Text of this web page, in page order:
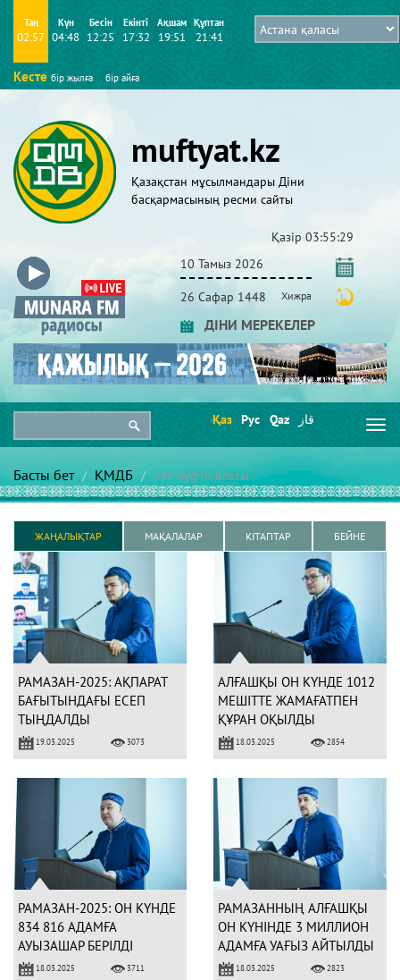
Таң
02:57
Күн
04:48
Бесін
12:25
Екінті
17:32
Ақшам
19:51
Құптан
21:41
Кесте бір жылға бір айға
muftyat.kz
Қазақстан мұсылмандары Діни
басқармасының ресми сайты
Қазір 03:55:29
10 Тамыз 2026
26 Сафар 1448 Хижра
ДІНИ МЕРЕКЕЛЕР
Қаз Рус Qaz قاز
Басты бет ҚМДБ Бас мүфти блогы
ЖАҢАЛЫҚТАР МАҚАЛАЛАР КІТАПТАР БЕЙНЕ
РАМАЗАН-2025: АҚПАРАТ
БАҒЫТЫНДАҒЫ ЕСЕП
ТЫҢДАЛДЫ
19.03.2025 3073
АЛҒАШҚЫ ОН КҮНДЕ 1012
МЕШІТТЕ ЖАМАҒАТПЕН
ҚҰРАН ОҚЫЛДЫ
18.03.2025 2854
РАМАЗАН-2025: ОН КҮНДЕ
834 816 АДАМҒА
АУЫЗАШАР БЕРІЛДІ
18.03.2025 3711
РАМАЗАННЫҢ АЛҒАШҚЫ
ОН КҮНІНДЕ 3 МИЛЛИОН
АДАМҒА УАҒЫЗ АЙТЫЛДЫ
18.03.2025 2823